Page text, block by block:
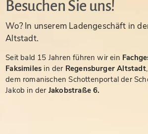
Besuchen Sie uns!
Wo? In unserem Ladengeschäft in
Altstadt.
Seit bald 15 Jahren führen wir ein
Faksimiles in der Regensburger Altstadt
dem romanischen Schottenportal der
Jakob in der Jakobstraße 6.